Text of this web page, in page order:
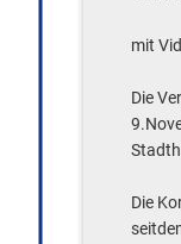
mit
Die
Die